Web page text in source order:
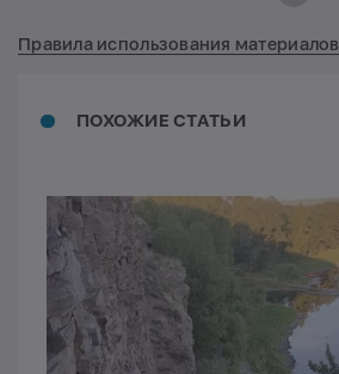
ПОХОЖИЕ СТАТЬИ
Правила использования материалов